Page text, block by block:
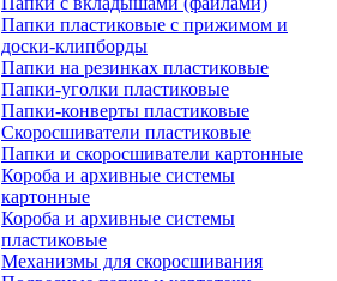
Папки пластиковые с прижимом и
доски-клипборды
Папки на резинках пластиковые
Папки-уголки пластиковые
Папки-конверты пластиковые
Скоросшиватели пластиковые
Папки и скоросшиватели картонные
Короба и архивные системы
картонные
Короба и архивные системы
пластиковые
Механизмы для скоросшивания